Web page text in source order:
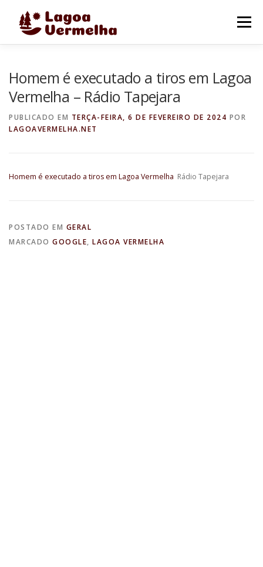
Menu
Homem é executado a tiros em Lagoa
Vermelha – Rádio Tapejara
PUBLICADO EM TERÇA-FEIRA, 6 DE FEVEREIRO DE 2024 POR
LAGOAVERMELHA.NET
Homem é executado a tiros em Lagoa Vermelha Rádio Tapejara
POSTADO EM GERAL
MARCADO GOOGLE, LAGOA VERMELHA